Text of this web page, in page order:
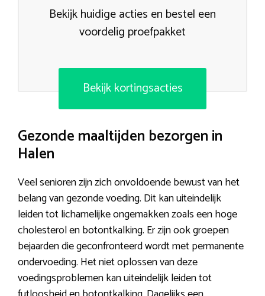
Bekijk huidige acties en bestel een
voordelig proefpakket
Bekijk kortingsacties
Gezonde maaltijden bezorgen in
Halen
Veel senioren zijn zich onvoldoende bewust van het
belang van gezonde voeding. Dit kan uiteindelijk
leiden tot lichamelijke ongemakken zoals een hoge
cholesterol en botontkalking. Er zijn ook groepen
bejaarden die geconfronteerd wordt met permanente
ondervoeding. Het niet oplossen van deze
voedingsproblemen kan uiteindelijk leiden tot